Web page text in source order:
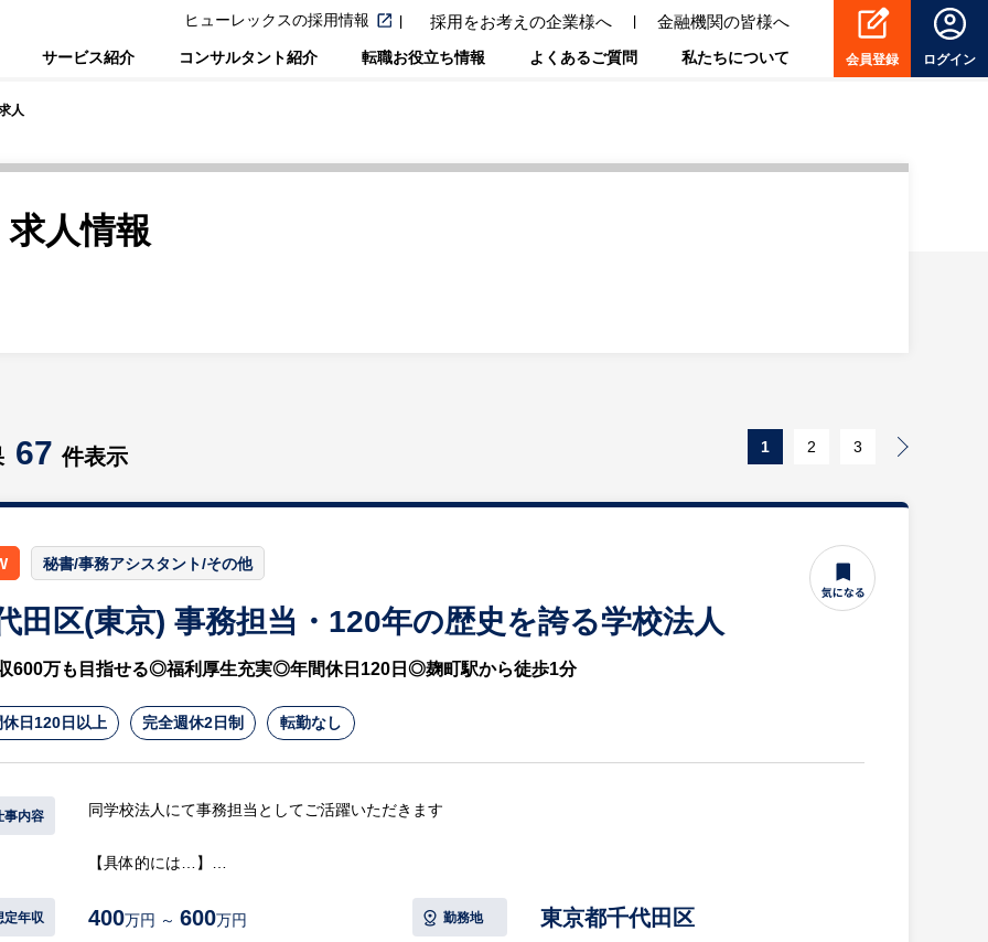
ヒューレックスの採用情報 採用をお考えの企業様へ 金融機関の皆様へ
サービス紹介 コンサルタント紹介 転職お役立ち情報 よくあるご質問 私たちについて 会員登録 ログイン
人
人情報
67 件表示 1 2 3
秘書/事務アシスタント/その他
田区(東京) 事務担当・120年の歴史を誇る学校法人
600万も目指せる◎福利厚生充実◎年間休日120日◎麹町駅から徒歩1分
休日120日以上 完全週休2日制 転勤なし
事内容 同学校法人にて事務担当としてご活躍いただきます
【具体的には…】
・給与、社会保険関係事務
定年収 400万円 ～ 600万円 勤務地 東京都千代田区